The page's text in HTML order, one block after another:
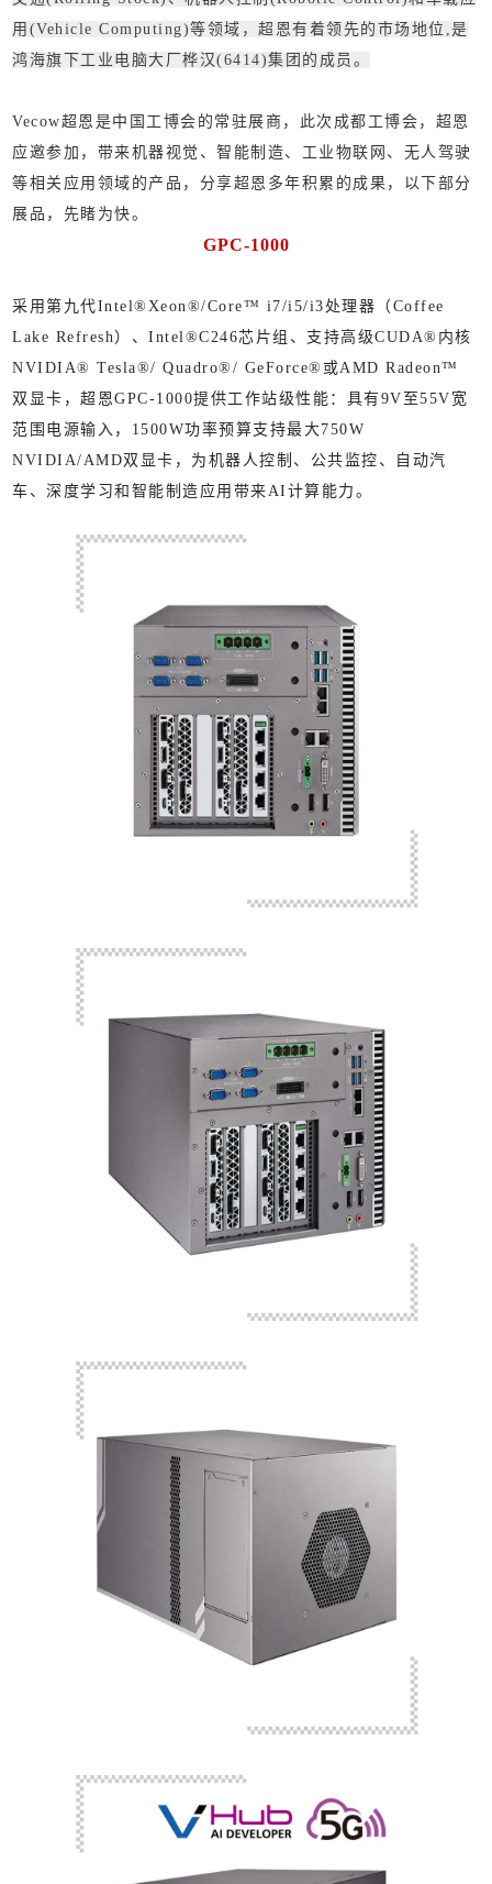
用(Vehicle Computing)等领域，超恩有着领先的市场地位,是
鸿海旗下工业电脑大厂桦汉(6414)集团的成员。
Vecow超恩是中国工博会的常驻展商，此次成都工博会，超恩
应邀参加，带来机器视觉、智能制造、工业物联网、无人驾驶
等相关应用领域的产品，分享超恩多年积累的成果，以下部分
展品，先睹为快。
GPC-1000
采用第九代Intel®Xeon®/Core™ i7/i5/i3处理器（Coffee
Lake Refresh）、Intel®C246芯片组、支持高级CUDA®内核
NVIDIA® Tesla®/ Quadro®/ GeForce®或AMD Radeon™
双显卡，超恩GPC-1000提供工作站级性能：具有9V至55V宽
范围电源输入，1500W功率预算支持最大750W
NVIDIA/AMD双显卡，为机器人控制、公共监控、自动汽
车、深度学习和智能制造应用带来AI计算能力。